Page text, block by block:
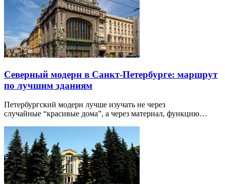
Северный модерн в Санкт-Петербурге: маршрут
по лучшим зданиям
Петербургский модерн лучше изучать не через
случайные “красивые дома”, а через материал, функцию…